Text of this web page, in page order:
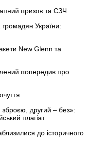
призов та СЗЧ
України:
New Glenn та
попередив про
другий – без»:
плагіат
до історичного